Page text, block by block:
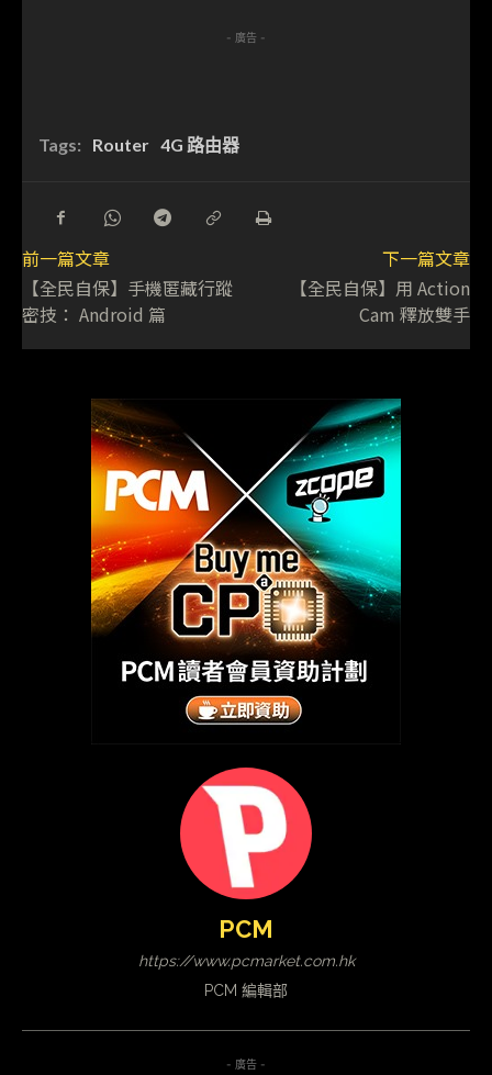
- 廣告 -
Tags: Router 4G 路由器
前一篇文章
【全民自保】手機匿藏行蹤
密技： Android 篇
下一篇文章
【全民自保】用 Action
Cam 釋放雙手
PCM
https://www.pcmarket.com.hk
PCM 編輯部
- 廣告 -